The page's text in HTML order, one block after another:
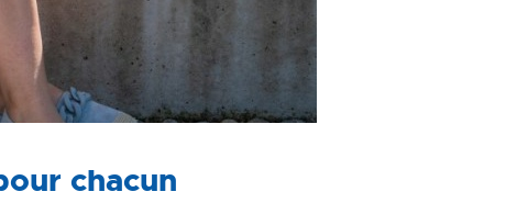
chacun